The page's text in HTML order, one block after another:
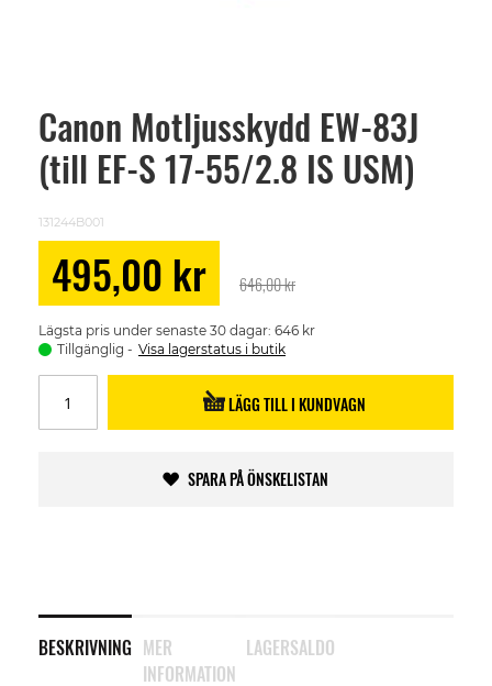
Canon Motljusskydd EW-83J
(till EF-S 17-55/2.8 IS USM)
131244B001
Price
495,00 kr 646,00 kr
Lägsta pris under senaste 30 dagar: 646 kr
Tillgänglig
Visa lagerstatus i butik
LÄGG TILL I KUNDVAGN
SPARA PÅ ÖNSKELISTAN
BESKRIVNING MER
INFORMATION
LAGERSALDO
Skip
beginning
images
gallery